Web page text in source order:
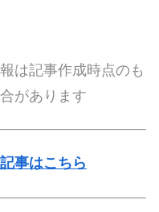
は記事作成時点のも
があります
事はこちら